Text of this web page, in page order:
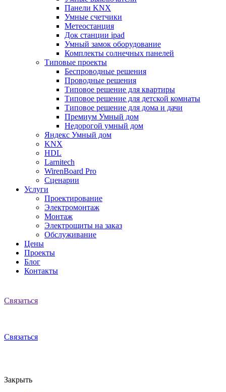
Панели KNX
Умные счетчики
Метеостанция
Док станции ipad
Умный замок оборудование
Комплекты солнечных панелей
Типовые проекты
Беспроводные решения
Проводные решения
Типовое решение для квартиры
Типовое решение для детской комнаты
Типовое решение для дома и дачи
Премиум Умный дом
Недорогой умный дом
Яндекс Умный дом
KNX
HDL
Larnitech
WirenBoard Pro
Сценарии
Услуги
Проектирование
Электромонтаж
Монтаж
Электрощиты на заказ
Обслуживание
Цены
Проекты
Блог
Контакты
Связаться
Связаться
Закрыть